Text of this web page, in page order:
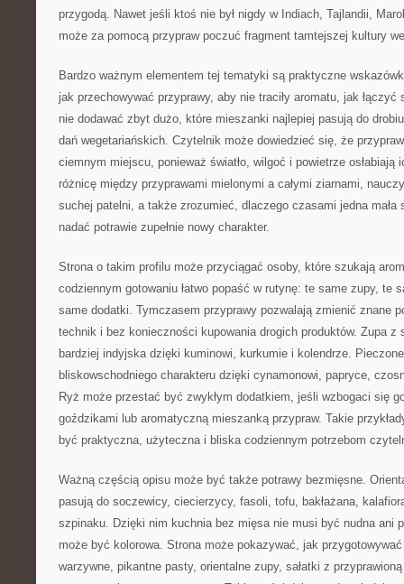
przygodą. Nawet jeśli ktoś nie był nigdy w Indiach, Tajlandii,
może za pomocą przypraw poczuć fragment tamtejszej kultury
Bardzo ważnym elementem tej tematyki są praktyczne
jak przechowywać przyprawy, aby nie traciły aromatu, jak łączyć
nie dodawać zbyt dużo, które mieszanki najlepiej pasują do
dań wegetariańskich. Czytelnik może dowiedzieć się, że
ciemnym miejscu, ponieważ światło, wilgoć i powietrze
różnicę między przyprawami mielonymi a całymi ziarnami,
suchej patelni, a także zrozumieć, dlaczego czasami jedna
nadać potrawie zupełnie nowy charakter.
Strona o takim profilu może przyciągać osoby, które szukają
codziennym gotowaniu łatwo popaść w rutynę: te same zupy, te
same dodatki. Tymczasem przyprawy pozwalają zmienić znane
technik i bez konieczności kupowania drogich produktów. Zupa
bardziej indyjska dzięki kuminowi, kurkumie i kolendrze.
bliskowschodniego charakteru dzięki cynamonowi, papryce,
Ryż może przestać być zwykłym dodatkiem, jeśli wzbogaci się
goździkami lub aromatyczną mieszanką przypraw. Takie
być praktyczna, użyteczna i bliska codziennym potrzebom
Ważną częścią opisu może być także potrawy bezmięsne.
pasują do soczewicy, ciecierzycy, fasoli, tofu, bakłażana,
szpinaku. Dzięki nim kuchnia bez mięsa nie musi być nudna ani
może być kolorowa. Strona może pokazywać, jak
warzywne, pikantne pasty, orientalne zupy, sałatki z